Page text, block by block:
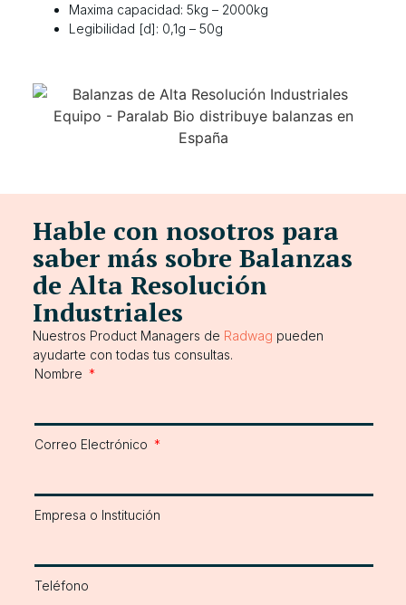
Maxima capacidad: 5kg – 2000kg
Legibilidad [d]: 0,1g – 50g
Hable con nosotros para
saber más sobre Balanzas
de Alta Resolución
Industriales
Nuestros Product Managers de Radwag pueden
ayudarte con todas tus consultas.
Nombre
Correo Electrónico
Empresa o Institución
Teléfono